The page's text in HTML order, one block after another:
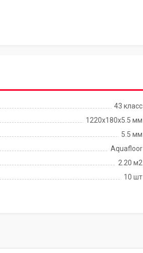
43 класс
1220х180х5.5 мм
5.5 мм
Aquafloor
2.20 м2
10 шт